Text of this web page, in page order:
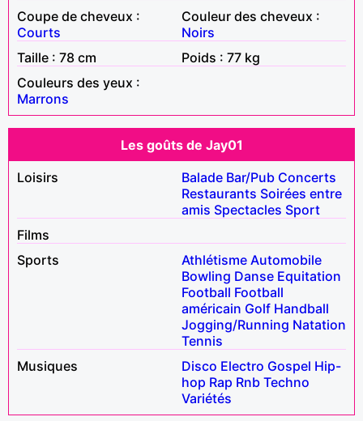
Coupe de cheveux :
Courts
Couleur des cheveux :
Noirs
Taille : 78 cm
Poids : 77 kg
Couleurs des yeux :
Marrons
Les goûts de Jay01
Loisirs
Balade Bar/Pub Concerts
Restaurants Soirées entre
amis Spectacles Sport
Films
Sports
Athlétisme Automobile
Bowling Danse Equitation
Football Football
américain Golf Handball
Jogging/Running Natation
Tennis
Musiques
Disco Electro Gospel Hip-
hop Rap Rnb Techno
Variétés